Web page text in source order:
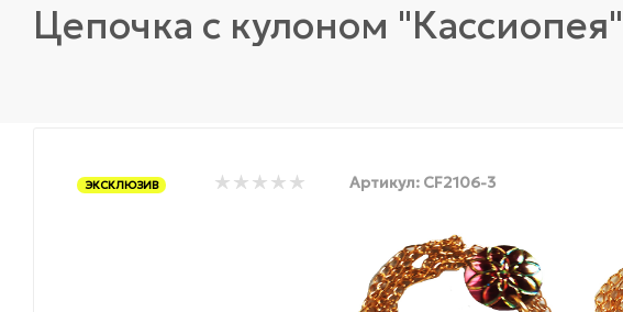
Цепочка с кулоном "Кассиопея"
ЭКСКЛЮЗИВ Артикул: CF2106-3